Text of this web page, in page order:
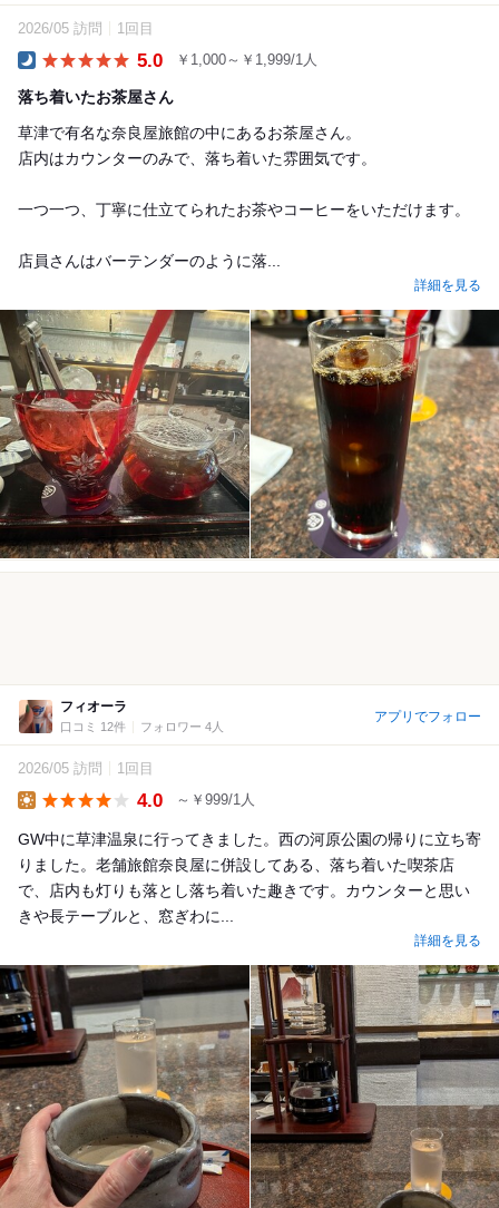
2026/05 訪問 1回目
5.0 ￥1,000～￥1,999/1人
落ち着いたお茶屋さん
草津で有名な奈良屋旅館の中にあるお茶屋さん。
店内はカウンターのみで、落ち着いた雰囲気です。
一つ一つ、丁寧に仕立てられたお茶やコーヒーをいただけます。
店員さんはバーテンダーのように落...
詳細を見る
フィオーラ
口コミ 12件 フォロワー 4人
アプリでフォロー
2026/05 訪問 1回目
4.0 ～￥999/1人
GW中に草津温泉に行ってきました。西の河原公園の帰りに立ち寄
りました。老舗旅館奈良屋に併設してある、落ち着いた喫茶店
で、店内も灯りも落とし落ち着いた趣きです。カウンターと思い
きや長テーブルと、窓ぎわに...
詳細を見る